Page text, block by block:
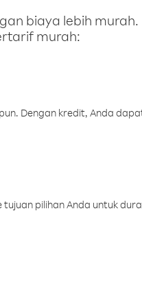
biaya lebih
murah:
Dengan kredit, Anda
pilihan Anda untuk